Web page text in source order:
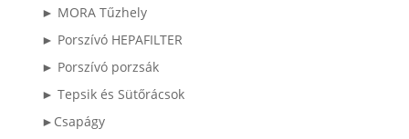
► MORA Tűzhely
► Porszívó HEPAFILTER
► Porszívó porzsák
► Tepsik és Sütőrácsok
►Csapágy